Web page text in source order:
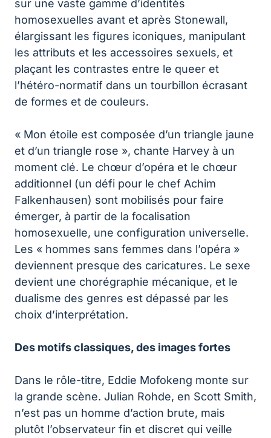
sur une vaste gamme d’identités
homosexuelles avant et après Stonewall,
élargissant les figures iconiques, manipulant
les attributs et les accessoires sexuels, et
plaçant les contrastes entre le queer et
l’hétéro-normatif dans un tourbillon écrasant
de formes et de couleurs.
« Mon étoile est composée d’un triangle jaune
et d’un triangle rose », chante Harvey à un
moment clé. Le chœur d’opéra et le chœur
additionnel (un défi pour le chef Achim
Falkenhausen) sont mobilisés pour faire
émerger, à partir de la focalisation
homosexuelle, une configuration universelle.
Les « hommes sans femmes dans l’opéra »
deviennent presque des caricatures. Le sexe
devient une chorégraphie mécanique, et le
dualisme des genres est dépassé par les
choix d’interprétation.
Des motifs classiques, des images fortes
Dans le rôle-titre, Eddie Mofokeng monte sur
la grande scène. Julian Rohde, en Scott Smith,
n’est pas un homme d’action brute, mais
plutôt l’observateur fin et discret qui veille